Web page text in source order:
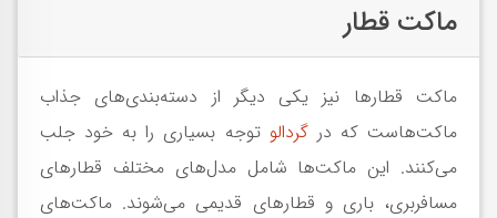
ماکت قطار
ماکت قطارها نیز یکی دیگر از دسته‌بندی‌های جذاب
ماکت‌هاست که درگردالوتوجه بسیاری را به خود جلب
می‌کنند. این ماکت‌ها شامل مدل‌های مختلف قطارهای
مسافربری، باری و قطارهای قدیمی می‌شوند. ماکت‌های